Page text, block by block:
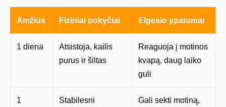
Amžius Fiziniai pokyčiai Elgesio ypatumai
1 diena
Atsistoja, kailis
purus ir šiltas
Reaguoja į motinos
kvapą, daug laiko
guli
1
Stabilesni
Gali sekti motiną,